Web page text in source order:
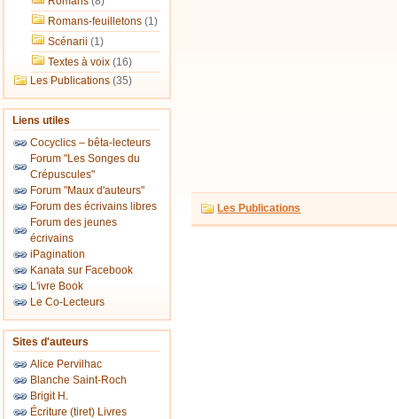
Romans-feuilletons (1)
Scénarii (1)
Textes à voix (16)
Les Publications (35)
Liens utiles
Cocyclics – bêta-lecteurs
Forum "Les Songes du
Crépuscules"
Forum "Maux d'auteurs"
Forum des écrivains libres
Forum des jeunes
écrivains
iPagination
Kanata sur Facebook
L'ivre Book
Le Co-Lecteurs
Sites d'auteurs
Alice Pervilhac
Blanche Saint-Roch
Brigit H.
Écriture (tiret) Livres
Les Publications